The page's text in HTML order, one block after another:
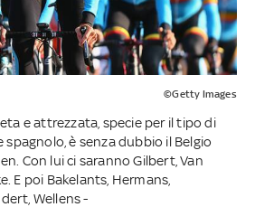
©Getty Images
e attrezzata, specie per il tipo di
spagnolo, è senza dubbio il Belgio
Con lui ci saranno Gilbert, Van
E poi Bakelants, Hermans,
Wellens -